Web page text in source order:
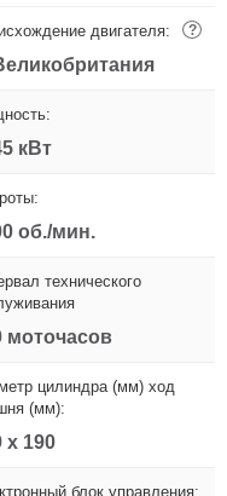
двигателя: ?
кВт
об./мин.
технического
моточасов
цилиндра (мм) ход
(мм):
х 190
блок управления: